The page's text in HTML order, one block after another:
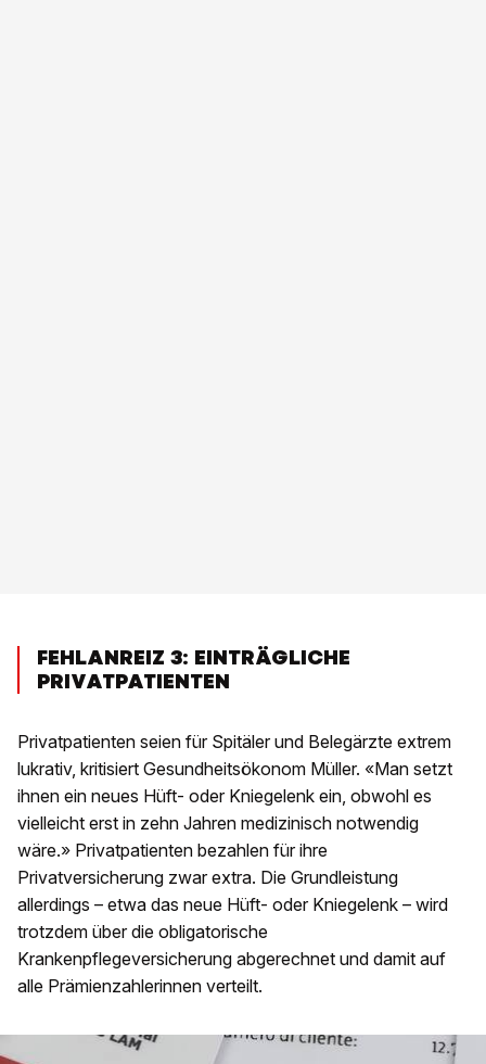
FEHLANREIZ 3: EINTRÄGLICHE
PRIVATPATIENTEN
Privatpatienten seien für Spitäler und Belegärzte extrem
lukrativ, kritisiert Gesundheitsökonom Müller. «Man setzt
ihnen ein neues Hüft- oder Kniegelenk ein, obwohl es
vielleicht erst in zehn Jahren medizinisch notwendig
wäre.» Privatpatienten bezahlen für ihre
Privatversicherung zwar extra. Die Grundleistung
allerdings – etwa das neue Hüft- oder Kniegelenk – wird
trotzdem über die obligatorische
Krankenpflegeversicherung abgerechnet und damit auf
alle Prämienzahlerinnen verteilt.